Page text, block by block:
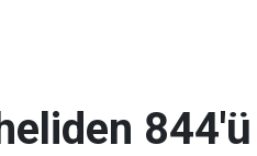
844'ü